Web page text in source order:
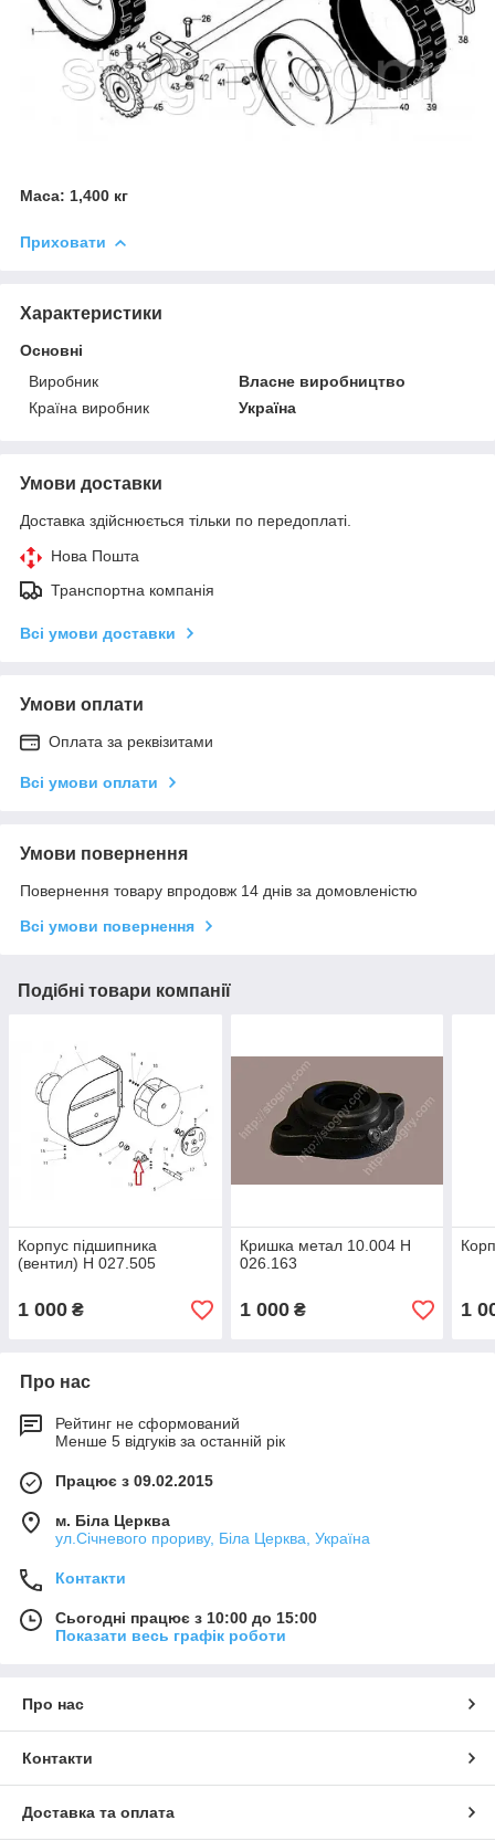
Маса: 1,400 кг
Приховати
Характеристики
Основні
Виробник
Власне виробництво
Країна виробник
Україна
Умови доставки
Доставка здійснюється тільки по передоплаті.
Нова Пошта
Транспортна компанія
Всі умови доставки
Умови оплати
Оплата за реквізитами
Всі умови оплати
Умови повернення
Повернення товару впродовж 14 днів за домовленістю
Всі умови повернення
Подібні товари компанії
Корпус підшипника
(вентил) Н 027.505
1 000 ₴
Кришка метал 10.004 Н
026.163
1 000₴ 1
Про нас
Рейтинг не сформований
Менше 5 відгуків за останній рік
Працює з 09.02.2015
м. Біла Церква
ул.Січневого прориву, Біла Церква, Україна
Контакти
Сьогодні працює з 10:00 до 15:00
Показати весь графік роботи
Про нас
Контакти
Доставка та оплата